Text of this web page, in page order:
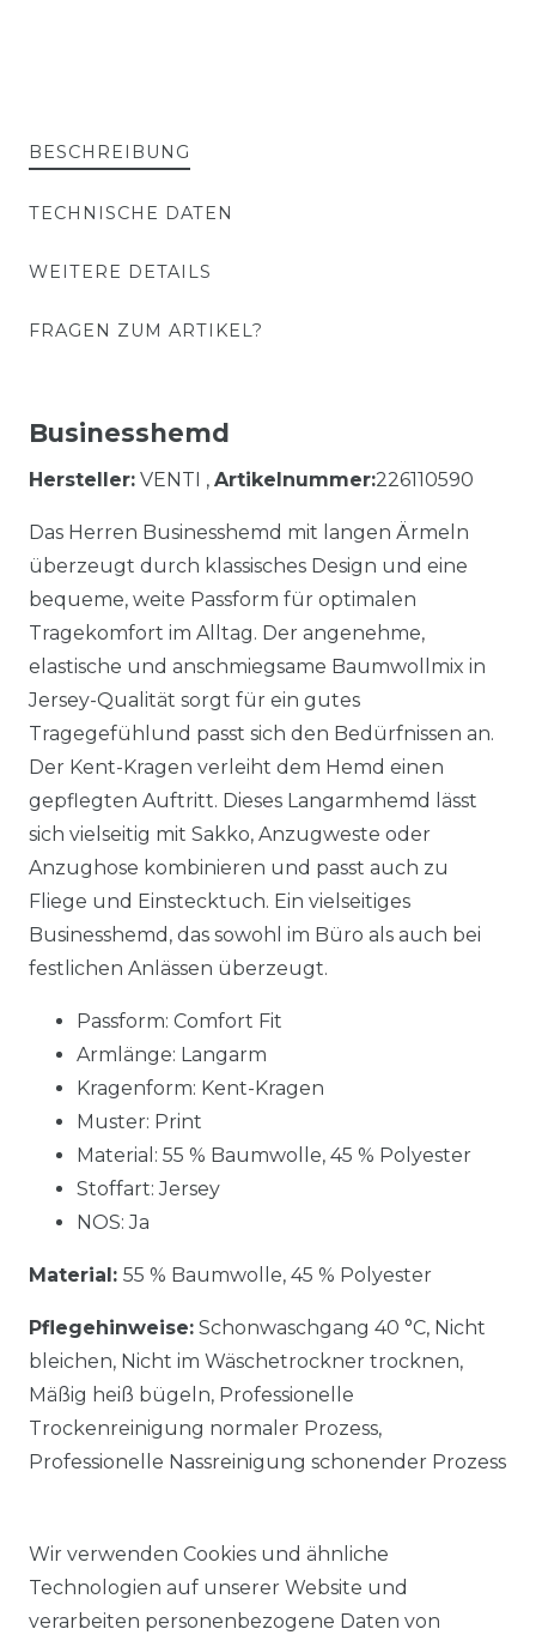
BESCHREIBUNG
TECHNISCHE DATEN
WEITERE DETAILS
FRAGEN ZUM ARTIKEL?
Businesshemd
Hersteller: VENTI , Artikelnummer:226110590
Das Herren Businesshemd mit langen Ärmeln
überzeugt durch klassisches Design und eine
bequeme, weite Passform für optimalen
Tragekomfort im Alltag. Der angenehme,
elastische und anschmiegsame Baumwollmix in
Jersey-Qualität sorgt für ein gutes
Tragegefühlund passt sich den Bedürfnissen an.
Der Kent-Kragen verleiht dem Hemd einen
gepflegten Auftritt. Dieses Langarmhemd lässt
sich vielseitig mit Sakko, Anzugweste oder
Anzughose kombinieren und passt auch zu
Fliege und Einstecktuch. Ein vielseitiges
Businesshemd, das sowohl im Büro als auch bei
festlichen Anlässen überzeugt.
Passform: Comfort Fit
Armlänge: Langarm
Kragenform: Kent-Kragen
Muster: Print
Material: 55 % Baumwolle, 45 % Polyester
Stoffart: Jersey
NOS: Ja
Material: 55 % Baumwolle, 45 % Polyester
Pflegehinweise: Schonwaschgang 40 °C, Nicht
bleichen, Nicht im Wäschetrockner trocknen,
Mäßig heiß bügeln, Professionelle
Trockenreinigung normaler Prozess,
Professionelle Nassreinigung schonender Prozess
Wir verwenden Cookies und ähnliche
Technologien auf unserer Website und
verarbeiten personenbezogene Daten von